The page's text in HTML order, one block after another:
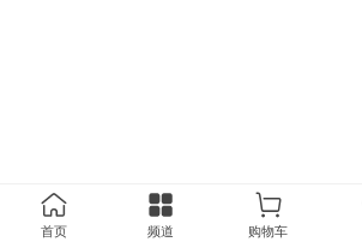
首页 频道 购物车